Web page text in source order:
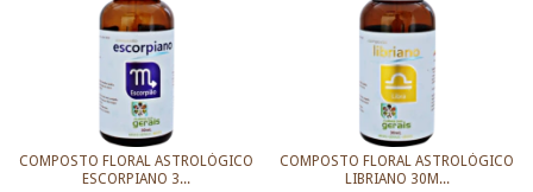
COMPOSTO FLORAL ASTROLÓGICO
ESCORPIANO 3...
COMPOSTO FLORAL ASTROLÓGICO
LIBRIANO 30M...